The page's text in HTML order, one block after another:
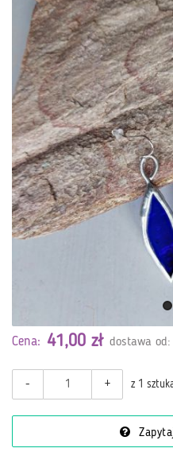
Cena: 41,00 zł dostawa od:
- + z 1